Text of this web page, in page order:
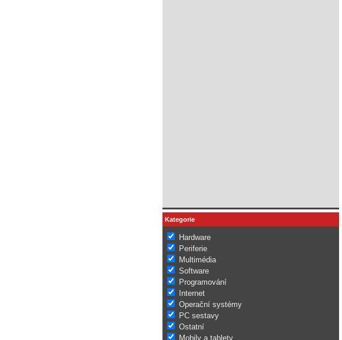
Kategorie
Hardware
Periferie
Multimédia
Software
Programování
Internet
Operační systémy
PC sestavy
Ostatní
Mobily a tablety